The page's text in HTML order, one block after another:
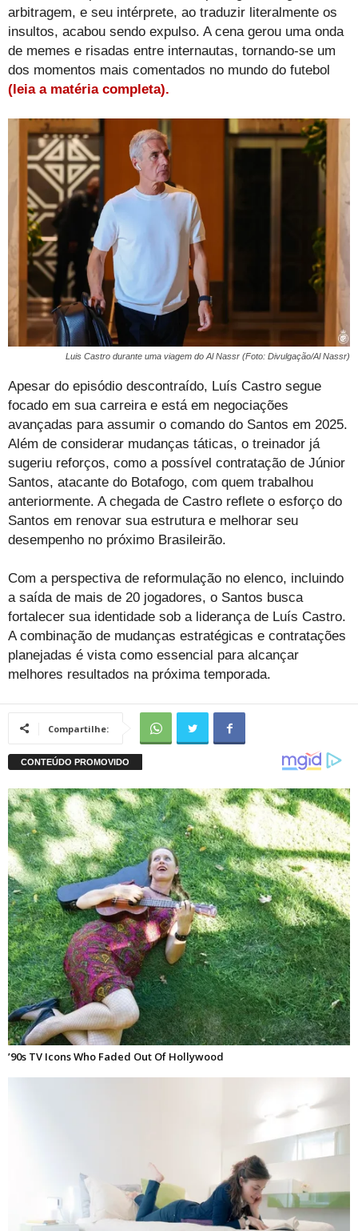
arbitragem, e seu intérprete, ao traduzir literalmente os
insultos, acabou sendo expulso. A cena gerou uma onda
de memes e risadas entre internautas, tornando-se um
dos momentos mais comentados no mundo do futebol
(leia a matéria completa).
Luis Castro durante uma viagem do Al Nassr (Foto: Divulgação/Al Nassr)
Apesar do episódio descontraído, Luís Castro segue
focado em sua carreira e está em negociações
avançadas para assumir o comando do Santos em 2025.
Além de considerar mudanças táticas, o treinador já
sugeriu reforços, como a possível contratação de Júnior
Santos, atacante do Botafogo, com quem trabalhou
anteriormente. A chegada de Castro reflete o esforço do
Santos em renovar sua estrutura e melhorar seu
desempenho no próximo Brasileirão.
Com a perspectiva de reformulação no elenco, incluindo
a saída de mais de 20 jogadores, o Santos busca
fortalecer sua identidade sob a liderança de Luís Castro.
A combinação de mudanças estratégicas e contratações
planejadas é vista como essencial para alcançar
melhores resultados na próxima temporada.
Compartilhe: